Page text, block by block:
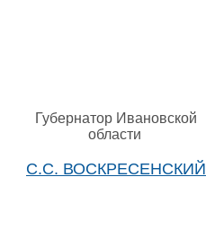
Губернатор Ивановской
области
С.С. ВОСКРЕСЕНСКИЙ